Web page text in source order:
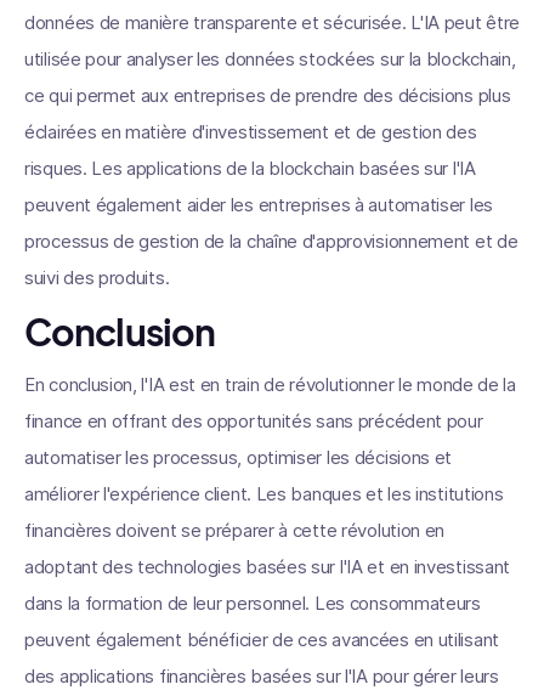
données de manière transparente et sécurisée. L'IA peut être
utilisée pour analyser les données stockées sur la blockchain,
ce qui permet aux entreprises de prendre des décisions plus
éclairées en matière d'investissement et de gestion des
risques. Les applications de la blockchain basées sur l'IA
peuvent également aider les entreprises à automatiser les
processus de gestion de la chaîne d'approvisionnement et de
suivi des produits.
Conclusion
En conclusion, l'IA est en train de révolutionner le monde de la
finance en offrant des opportunités sans précédent pour
automatiser les processus, optimiser les décisions et
améliorer l'expérience client. Les banques et les institutions
financières doivent se préparer à cette révolution en
adoptant des technologies basées sur l'IA et en investissant
dans la formation de leur personnel. Les consommateurs
peuvent également bénéficier de ces avancées en utilisant
des applications financières basées sur l'IA pour gérer leurs